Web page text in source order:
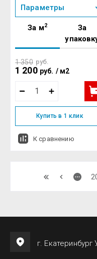
Параметры
За м2
За
1 350 руб.
1 200 руб. / м2
Купить в 1 клик
К сравнению
г. Екатеринбург